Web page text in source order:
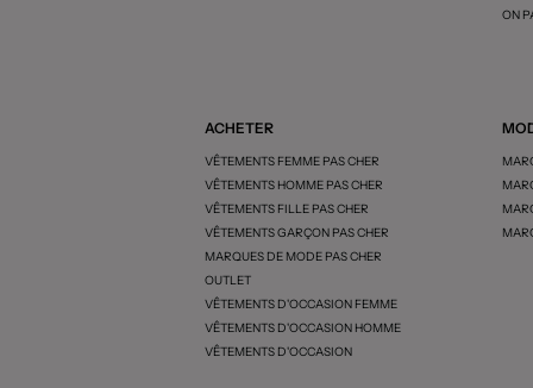
ON
ACHETER
VÊTEMENTS FEMME PAS CHER
VÊTEMENTS HOMME PAS CHER
VÊTEMENTS FILLE PAS CHER
VÊTEMENTS GARÇON PAS CHER
MARQUES DE MODE PAS CHER
OUTLET
VÊTEMENTS D'OCCASION FEMME
VÊTEMENTS D'OCCASION HOMME
VÊTEMENTS D'OCCASION